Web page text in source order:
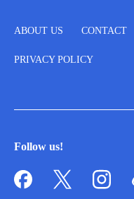
ABOUT US CONTACT
PRIVACY POLICY
Follow us!